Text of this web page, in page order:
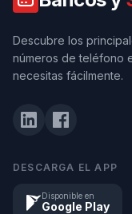
Descubre los
números de teléfono
necesitas fácilmente.
DESCARGA EL APP
Disponible en
Google Play